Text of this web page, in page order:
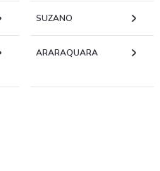
SUZANO
ARARAQUARA